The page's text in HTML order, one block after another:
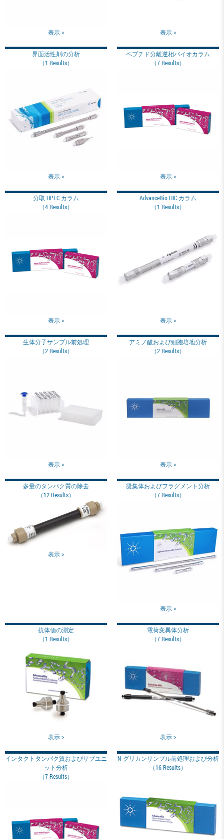
表示 > 表示 >
界面活性剤の分析
（1 Results）
表示 >
ペプチド分離逆相バイオカラム
（7 Results）
表示 >
分取 HPLC カラム
（4 Results）
表示 >
AdvanceBio HIC カラム
（1 Results）
表示 >
生体分子サンプル前処理
（2 Results）
表示 >
アミノ酸および細胞培地分析
（2 Results）
表示 >
多量のタンパク質の除去
（12 Results）
表示 >
凝集体およびフラグメント分析
（7 Results）
表示 >
抗体価の測定
（1 Results）
表示 >
電荷変異体分析
（7 Results）
表示 >
インタクトタンパク質およびサブユニ
ット分析
（7 Results）
N-グリカンサンプル前処理および分析
（16 Results）